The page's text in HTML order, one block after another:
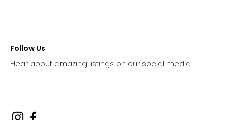
Follow Us
Hear about amazing listings on our social media